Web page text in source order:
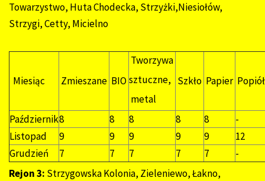
Towarzystwo, Huta Chodecka, Strzyżki,Niesiołów,
Strzygi, Cetty, Micielno
Miesiąc Zmieszane BIO
Tworzywa
sztuczne,
metal
Szkło Papier
Październik8 8 8 8 8
-
Listopad
9 9 9 9 9
12
Grudzień
7 7 7 7 7
-
Rejon 3: Strzygowska Kolonia, Zieleniewo, Łakno,